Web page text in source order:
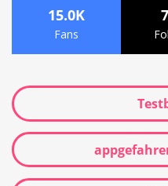
15.0K
Fans